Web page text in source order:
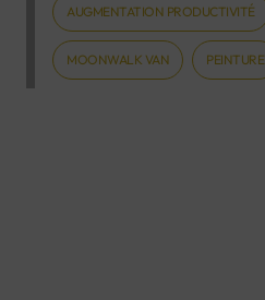
AUGMENTATION PRODUCTIVITÉ
MOONWALK VAN PEINTURE